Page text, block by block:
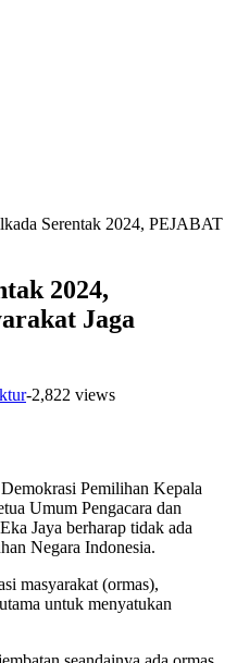
Serentak 2024, PEJABAT
2024,
Jaga
-2,822 views
Pemilihan Kepala
Umum Pengacara dan
Jaya berharap tidak ada
Negara Indonesia.
masyarakat (ormas),
untuk menyatukan